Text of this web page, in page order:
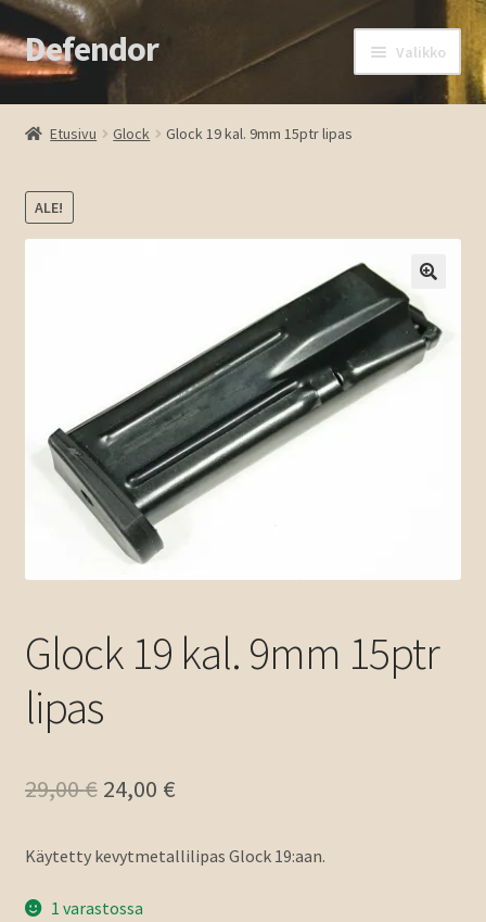
Siirry
navigointiin
Siirry
sisältöön
Defendor Valikko
Etusivu
Oma tili
Etusivu Glock Glock 19 kal. 9mm 15ptr lipas
ALE!
Glock 19 kal. 9mm 15ptr
lipas
29,00€ Alkuperäinen
oli:
29,00 €.
24,00 €Nykyinen
on:
Käytetty kevytmetallilipas Glock 19:aan.
1 varastossa